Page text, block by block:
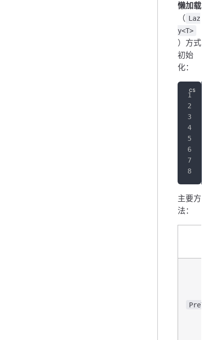
懒加载
（ Laz
y<T>
）方式
初始
化：
主要方
法：